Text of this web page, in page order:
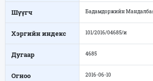
Шүүгч Бадамдоржийн
Хэргийн индекс 101/2016/04685/и
Дугаар 4685
Огноо 2016-06-10